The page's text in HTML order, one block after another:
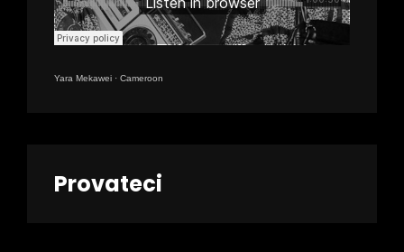
Yara Mekawei · Cameroon
Provateci